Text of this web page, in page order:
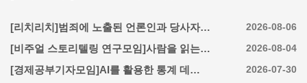
[리치리치]범죄에 노출된 언론인과 당사자… 2026-08-06
[비주얼 스토리텔링 연구모임]사람을 읽는… 2026-08-04
[경제공부기자모임]AI를 활용한 통계 데… 2026-07-30